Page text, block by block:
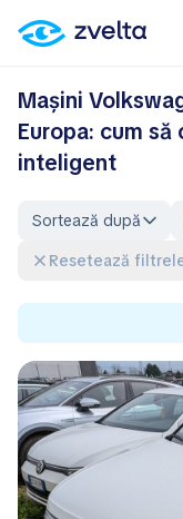
Mașini
Europa: cum
inteligent
Sortează după
Resetează